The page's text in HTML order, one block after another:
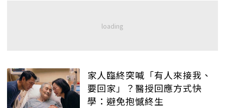
家人臨終突喊「有人來接我、
要回家」？醫授回應方式快
學：避免抱憾終生